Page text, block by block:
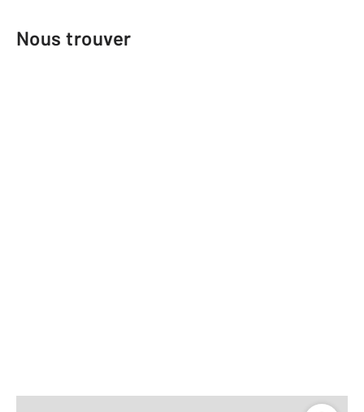
Nous trouver